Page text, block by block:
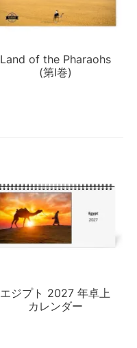
Land of the Pharaohs
(第I巻)
エジプト 2027 年卓上
カレンダー